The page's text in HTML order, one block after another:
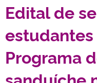
TELEFONES
Edital de
estudantes
Programa